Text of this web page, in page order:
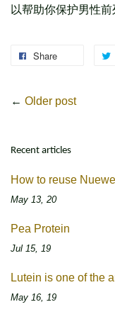
以帮助你保护男性前
Share
← Older post
Recent articles
How to reuse
May 13, 20
Pea Protein
Jul 15, 19
Lutein is one of the
May 16, 19